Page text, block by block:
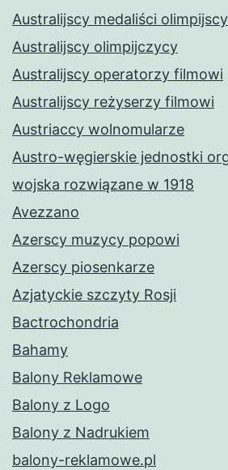
Australijscy medaliści olimpijscy
Australijscy olimpijczycy
Australijscy operatorzy filmowi
Australijscy reżyserzy filmowi
Austriaccy wolnomularze
Austro-węgierskie jednostki
wojska rozwiązane w 1918
Avezzano
Azerscy muzycy popowi
Azerscy piosenkarze
Azjatyckie szczyty Rosji
Bactrochondria
Bahamy
Balony Reklamowe
Balony z Logo
Balony z Nadrukiem
balony-reklamowe.pl